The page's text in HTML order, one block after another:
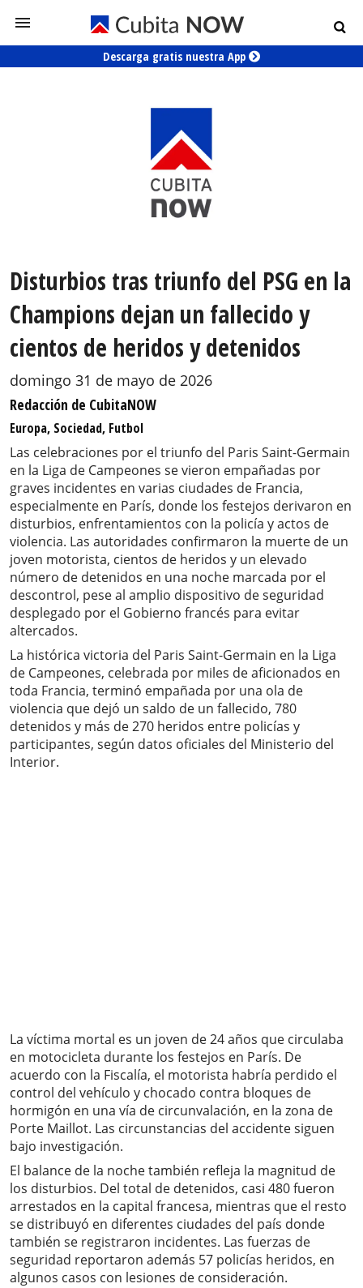
Descarga gratis nuestra App
Disturbios tras triunfo del PSG en la
Champions dejan un fallecido y
cientos de heridos y detenidos
domingo 31 de mayo de 2026
Redacción de CubitaNOW
Europa, Sociedad, Futbol
Las celebraciones por el triunfo del Paris Saint-Germain
en la Liga de Campeones se vieron empañadas por
graves incidentes en varias ciudades de Francia,
especialmente en París, donde los festejos derivaron en
disturbios, enfrentamientos con la policía y actos de
violencia. Las autoridades confirmaron la muerte de un
joven motorista, cientos de heridos y un elevado
número de detenidos en una noche marcada por el
descontrol, pese al amplio dispositivo de seguridad
desplegado por el Gobierno francés para evitar
altercados.
La histórica victoria del Paris Saint-Germain en la Liga
de Campeones, celebrada por miles de aficionados en
toda Francia, terminó empañada por una ola de
violencia que dejó un saldo de un fallecido, 780
detenidos y más de 270 heridos entre policías y
participantes, según datos oficiales del Ministerio del
Interior.
La víctima mortal es un joven de 24 años que circulaba
en motocicleta durante los festejos en París. De
acuerdo con la Fiscalía, el motorista habría perdido el
control del vehículo y chocado contra bloques de
hormigón en una vía de circunvalación, en la zona de
Porte Maillot. Las circunstancias del accidente siguen
bajo investigación.
El balance de la noche también refleja la magnitud de
los disturbios. Del total de detenidos, casi 480 fueron
arrestados en la capital francesa, mientras que el resto
se distribuyó en diferentes ciudades del país donde
también se registraron incidentes. Las fuerzas de
seguridad reportaron además 57 policías heridos, en
algunos casos con lesiones de consideración.